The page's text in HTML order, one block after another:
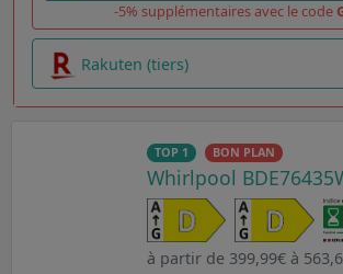
-5% supplémentaires avec le code
Rakuten (tiers)
TOP 1 BON PLAN
Whirlpool
à partir de 399,99€ à